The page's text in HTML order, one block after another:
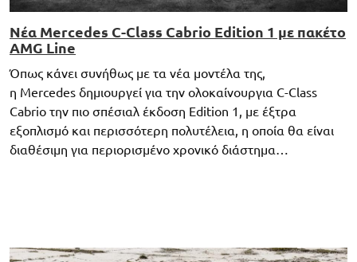
Νέα Mercedes C-Class Cabrio Edition 1 με πακέτο
AMG Line
Όπως κάνει συνήθως με τα νέα μοντέλα της,
η Mercedes δημιουργεί για την ολοκαίνουργια C-Class
Cabrio την πιο σπέσιαλ έκδοση Edition 1, με έξτρα
εξοπλισμό και περισσότερη πολυτέλεια, η οποία θα είναι
διαθέσιμη για περιορισμένο χρονικό διάστημα…